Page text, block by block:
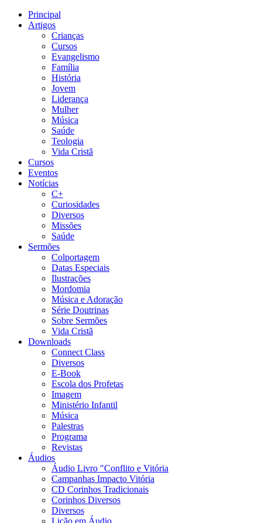
Principal
Artigos
Crianças
Cursos
Evangelismo
Família
História
Jovem
Liderança
Mulher
Música
Saúde
Teologia
Vida Cristã
Cursos
Eventos
Notícias
C+
Curiosidades
Diversos
Missões
Saúde
Sermões
Colportagem
Datas Especiais
Ilustrações
Mordomia
Música e Adoração
Série Doutrinas
Sobre Sermões
Vida Cristã
Downloads
Connect Class
Diversos
E-Book
Escola dos Profetas
Imagem
Ministério Infantil
Música
Palestras
Programa
Revistas
Áudios
Áudio Livro "Conflito e Vitória
Campanhas Impacto Vitória
CD Corinhos Tradicionais
Corinhos Diversos
Diversos
Lição em Áudio